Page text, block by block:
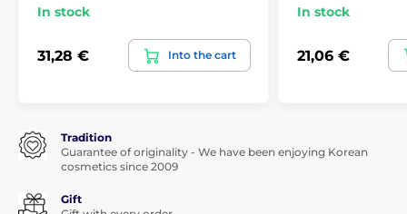
In stock
31,28 € Into the cart
In stock
21,06 €
Tradition
Guarantee of originality - We have been enjoying Korean
cosmetics since 2009
Gift